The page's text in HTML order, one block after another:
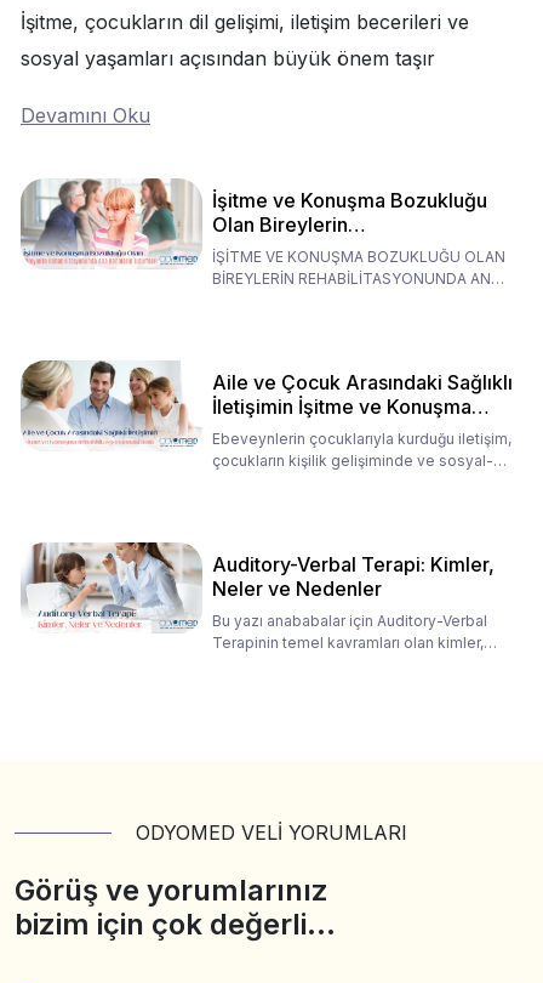
İşitme, çocukların dil gelişimi, iletişim becerileri ve
sosyal yaşamları açısından büyük önem taşır
Devamını Oku
İşitme ve Konuşma Bozukluğu
Olan Bireylerin
Rehabilitasyonunda Ana
Babaların Tutumları
İŞİTME VE KONUŞMA BOZUKLUĞU OLAN
BİREYLERİN REHABİLİTASYONUNDA ANA
Aile ve Çocuk Arasındaki Sağlıklı
İletişimin İşitme ve Konuşma
Rehabilitasyonundaki Rolü
Ebeveynlerin çocuklarıyla kurduğu iletişim,
çocukların kişilik gelişiminde ve sosyal-
Auditory-Verbal Terapi: Kimler,
Neler ve Nedenler
Bu yazı anababalar için Auditory-Verbal
Terapinin temel kavramları olan kimler,
ODYOMED VELİ YORUMLARI
Görüş ve yorumlarınız
bizim için çok değerli…